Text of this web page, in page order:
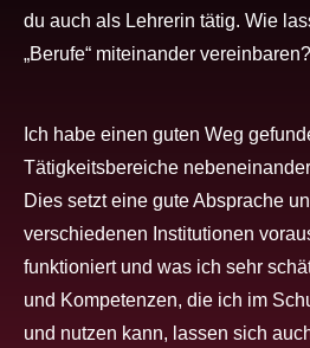
du auch als Lehrerin tätig. Wie
„Berufe“ miteinander vereinbaren?
Ich habe einen guten Weg
Tätigkeitsbereiche
Dies setzt eine gute Absprache
verschiedenen Institutionen
funktioniert und was ich sehr
und Kompetenzen, die ich im
und nutzen kann, lassen sich